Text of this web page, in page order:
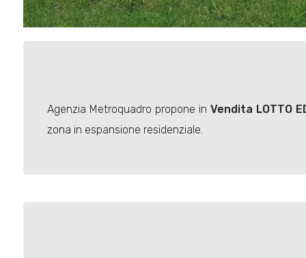
Agenzia Metroquadro propone in Vendita LOTTO
zona in espansione residenziale.